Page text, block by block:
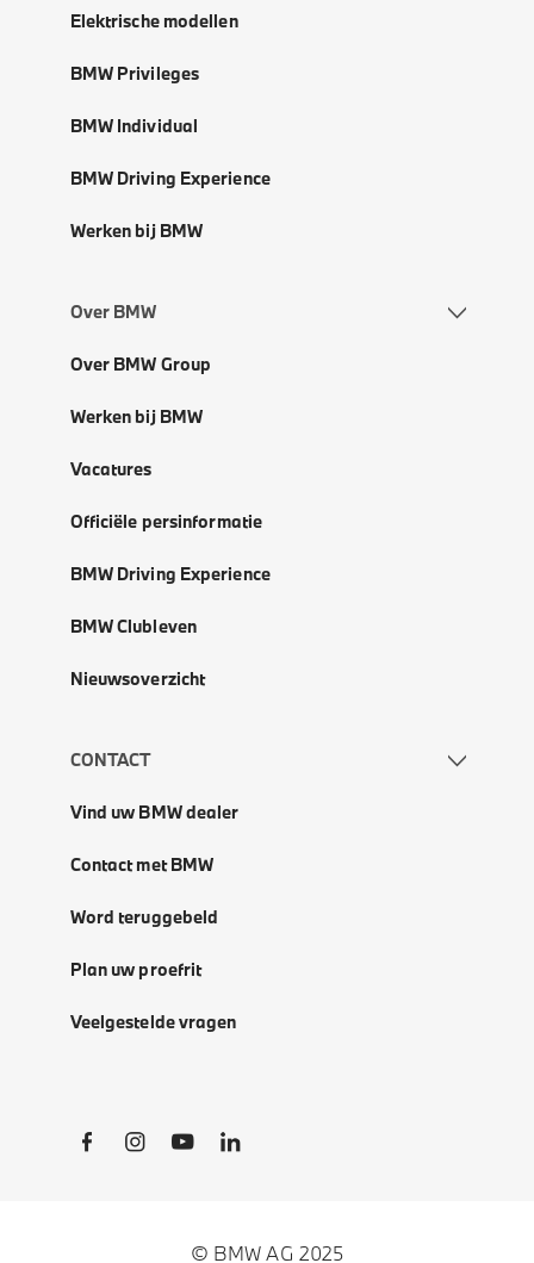
Elektrische modellen
BMW Privileges
BMW Individual
BMW Driving Experience
Werken bij BMW
Over BMW
Over BMW Group
Werken bij BMW
Vacatures
Officiële persinformatie
BMW Driving Experience
BMW Clubleven
Nieuwsoverzicht
CONTACT
Vind uw BMW dealer
Contact met BMW
Word teruggebeld
Plan uw proefrit
Veelgestelde vragen
Social Links
© BMW AG 2025